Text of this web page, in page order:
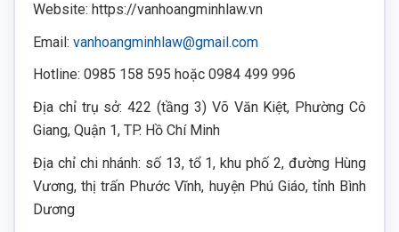
Website: https://vanhoangminhlaw.vn
Email: vanhoangminhlaw@gmail.com
Hotline: 0985 158 595 hoặc 0984 499 996
Địa chỉ trụ sở: 422 (tầng 3) Võ Văn Kiệt, Phường Cô
Giang, Quận 1, TP. Hồ Chí Minh
Địa chỉ chi nhánh: số 13, tổ 1, khu phố 2, đường Hùng
Vương, thị trấn Phước Vĩnh, huyện Phú Giáo, tỉnh Bình
Dương